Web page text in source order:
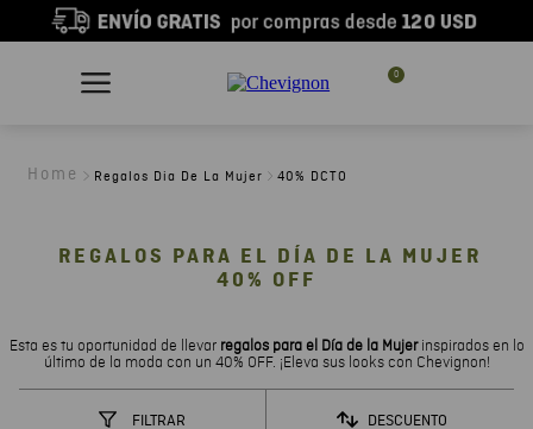
0
Regalos Dia De La Mujer 40% DCTO
REGALOS PARA EL DÍA DE LA MUJER
40% OFF
Esta es tu oportunidad de llevar regalos para el Día de la Mujerinspirados en lo
último de la moda con un 40% OFF. ¡Eleva sus looks con Chevignon!
FILTRAR DESCUENTO